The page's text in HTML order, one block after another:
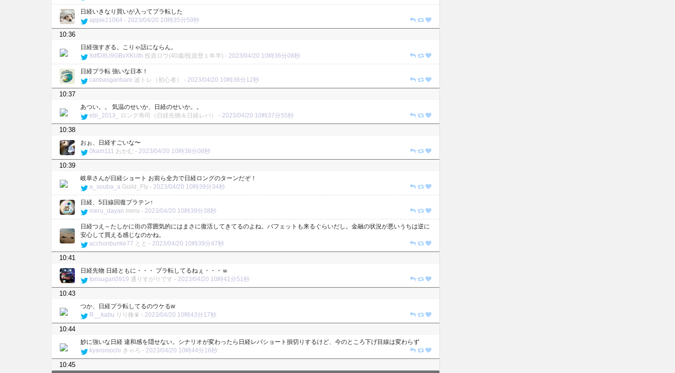
日経いきなり買いが入ってプラ転した
apple21064 - 2023/04/20 10時35分59秒
10:36
日経強すぎる。こりゃ話にならん。
8dfD8U9GBvXKUth 投資ロウ(40歳/投資歴１年半) - 2023/04/20 10時36分08秒
日経プラ転 強いな日本！
canbasganbare 波トレ（初心者） - 2023/04/20 10時36分12秒
10:37
あつい。。 気温のせいか、日経のせいか。。
ebi_2013_
ロング寿司（日経先物＆日経レバ） - 2023/04/20 10時37分55秒
10:38
おぉ、日経すごいな〜
0kam111 おかむ - 2023/04/20 10時38分08秒
10:39
岐阜さんが日経ショート お前ら全力で日経ロングのターンだぞ！
a_souba_a Guild_Fly - 2023/04/20 10時39分34秒
日経、5日線回復プラテン↑
meru_dayan meru - 2023/04/20 10時39分38秒
日経つえ～たしかに街の雰囲気的にはまさに復活してきてるのよね。バフェットも来るぐらいだし。金融の状況が悪いうちは逆に
安心して買える感じなのかね。
acchonburike77 とと - 2023/04/20 10時39分47秒
10:41
日経先物 日経ともに・・・ プラ転してるねぇ・・・ｗ
torisugari0919 通りすがりです - 2023/04/20 10時41分51秒
10:43
つか、日経プラ転してるのウケるw
R__kabu りり株♛︎ - 2023/04/20 10時43分17秒
10:44
妙に強いな日経 違和感を隠せない。シナリオが変わったら日経レバショート損切りするけど、今のところ下げ目線は変わらず
kyaromochi きゃろ - 2023/04/20 10時44分16秒
10:45